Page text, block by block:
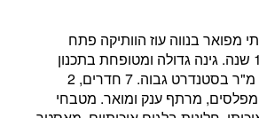
מפואר בנווה עוז הוותיקה פתח
תקווה. הבית בן 12 שנה. גינה גדולה ומטופחת בתכנון
אדריכלי. בנוי 300 מ"ר בסטנדרט גבוה. 7 חדרים, 2
מרפסות שמש! 4 מפלסים, מרתף ענק ומואר. מטבחי